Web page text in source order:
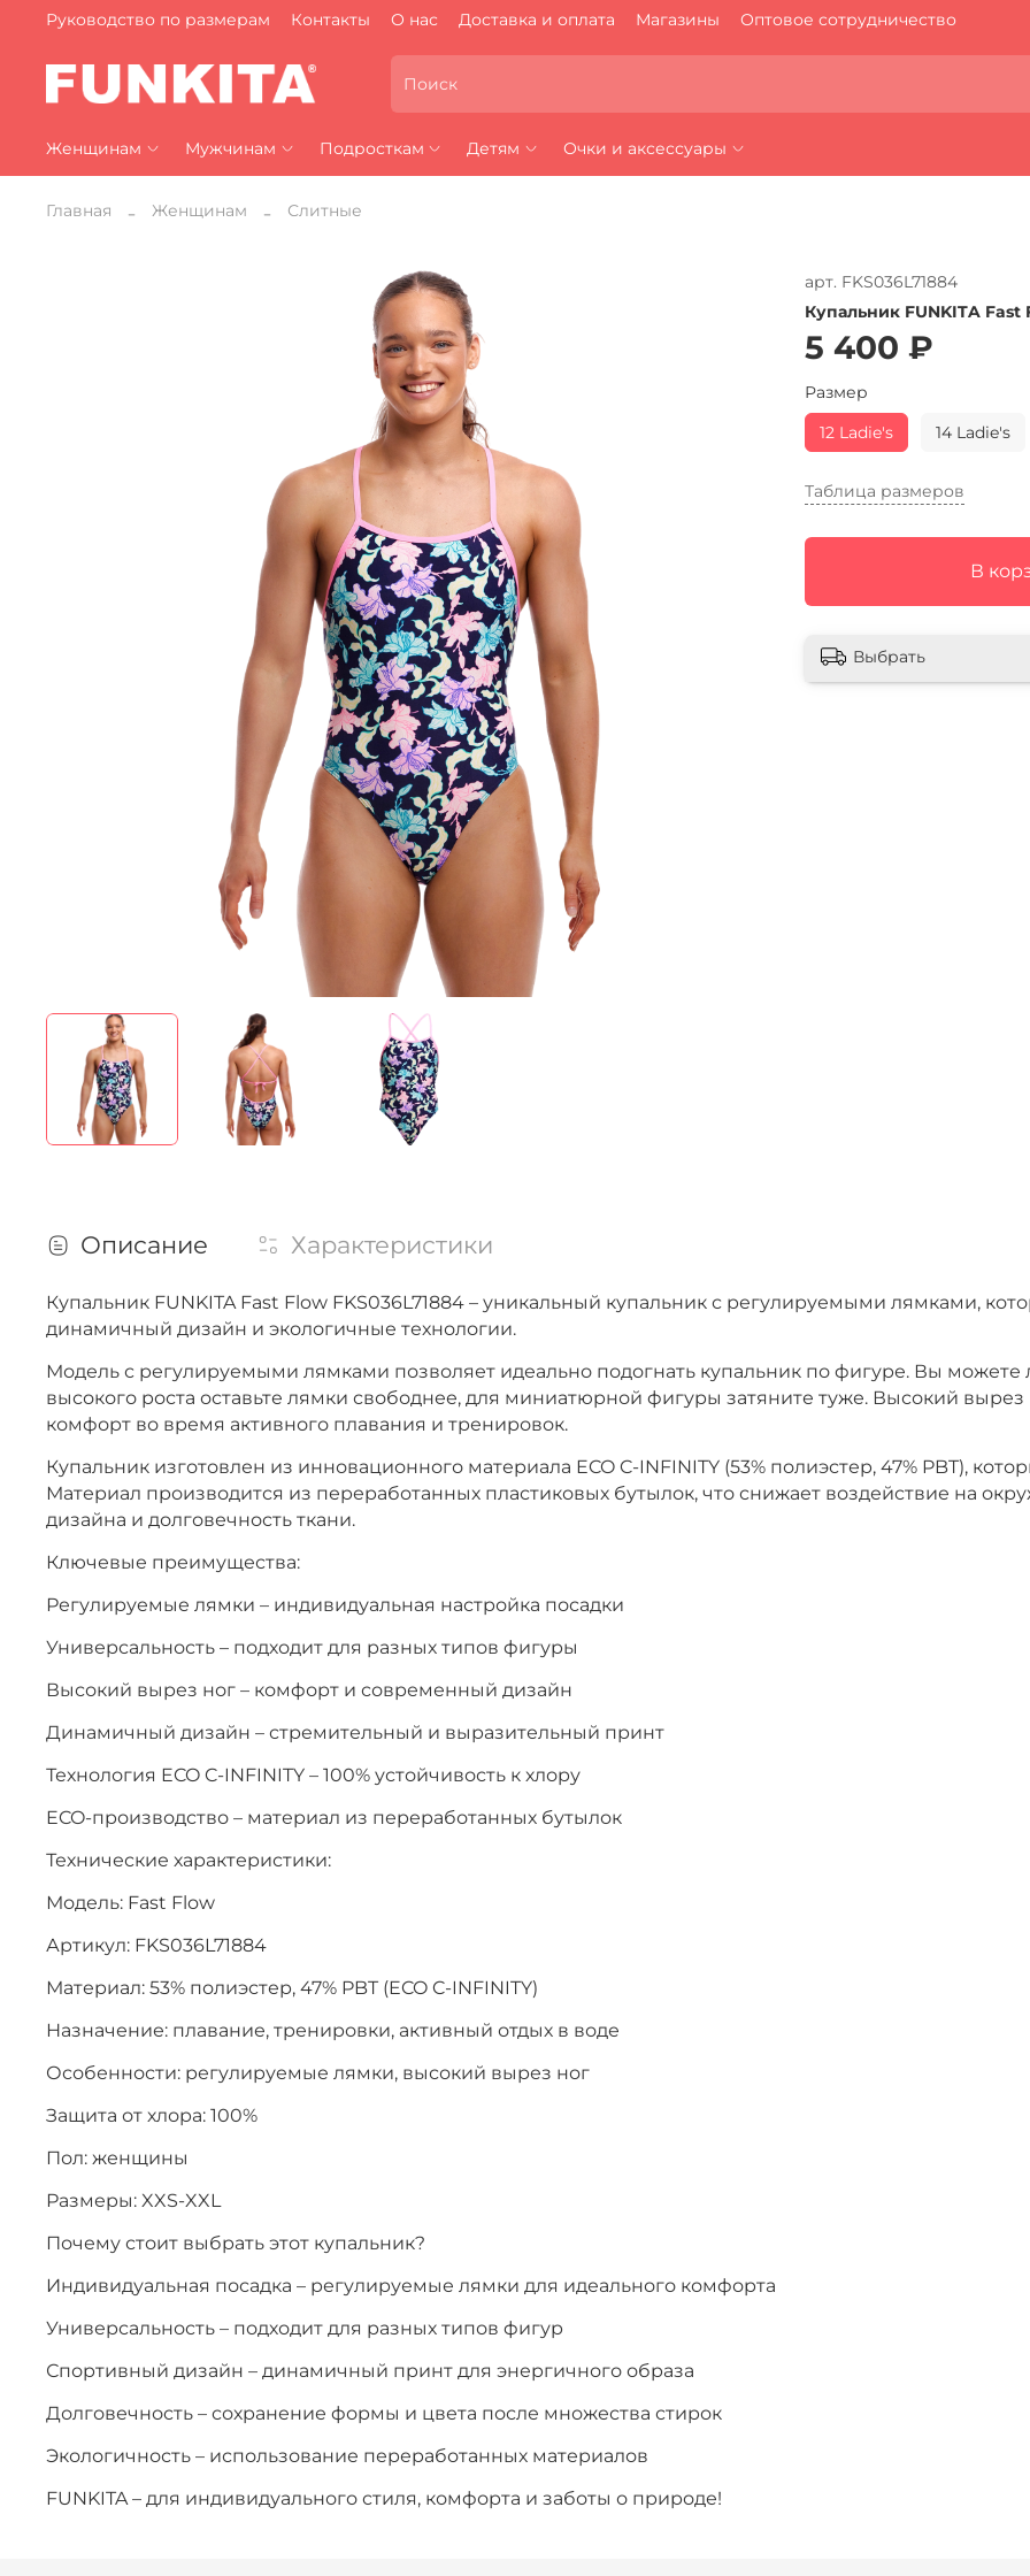
Руководство по размерам Контакты О нас Доставка и оплата Магазины Оптовое сотрудничество
Женщинам Мужчинам Подросткам Детям Очки и аксессуары
Главная Женщинам Слитные
арт. FKS036L71884
Купальник FUNKITA Fast
5 400 ₽
Таблица размеров
В
Размер
12 Ladie's
14 Ladie's
Выбрать
Описание Характеристики
Купальник FUNKITA Fast Flow FKS036L71884 – уникальный купальник с регулируемыми лямками,
динамичный дизайн и экологичные технологии.
Модель с регулируемыми лямками позволяет идеально подогнать купальник по фигуре. Вы можете
высокого роста оставьте лямки свободнее, для миниатюрной фигуры затяните туже. Высокий
комфорт во время активного плавания и тренировок.
Купальник изготовлен из инновационного материала ECO C-INFINITY (53% полиэстер, 47% PBT),
Материал производится из переработанных пластиковых бутылок, что снижает воздействие на
дизайна и долговечность ткани.
Ключевые преимущества:
Регулируемые лямки – индивидуальная настройка посадки
Универсальность – подходит для разных типов фигуры
Высокий вырез ног – комфорт и современный дизайн
Динамичный дизайн – стремительный и выразительный принт
Технология ECO C-INFINITY – 100% устойчивость к хлору
ECO-производство – материал из переработанных бутылок
Технические характеристики:
Модель: Fast Flow
Артикул: FKS036L71884
Материал: 53% полиэстер, 47% PBT (ECO C-INFINITY)
Назначение: плавание, тренировки, активный отдых в воде
Особенности: регулируемые лямки, высокий вырез ног
Защита от хлора: 100%
Пол: женщины
Размеры: XXS-XXL
Почему стоит выбрать этот купальник?
Индивидуальная посадка – регулируемые лямки для идеального комфорта
Универсальность – подходит для разных типов фигур
Спортивный дизайн – динамичный принт для энергичного образа
Долговечность – сохранение формы и цвета после множества стирок
Экологичность – использование переработанных материалов
FUNKITA – для индивидуального стиля, комфорта и заботы о природе!